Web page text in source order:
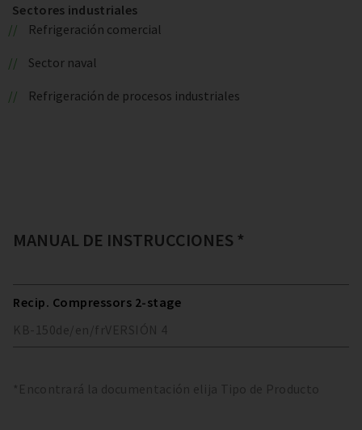
Sectores industriales
Refrigeración comercial
Sector naval
Refrigeración de procesos industriales
MANUAL DE INSTRUCCIONES *
Recip. Compressors 2-stage
KB-150de/en/fr VERSIÓN 4
*Encontrará la documentación elija Tipo de Producto